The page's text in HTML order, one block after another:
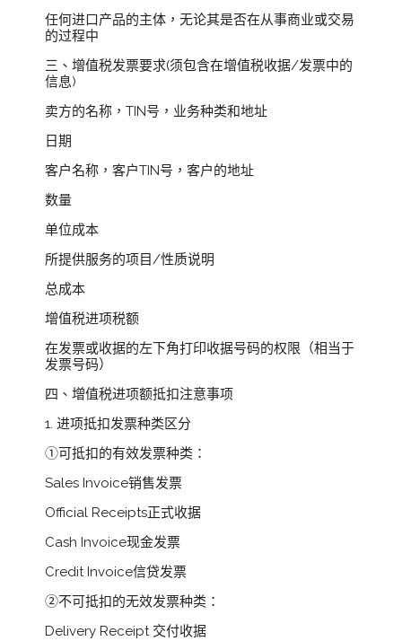
任何进口产品的主体，无论其是否在从事商业或交易
的过程中
三、增值税发票要求(须包含在增值税收据/发票中的
信息)
卖方的名称，TIN号，业务种类和地址
日期
客户名称，客户TIN号，客户的地址
数量
单位成本
所提供服务的项目/性质说明
总成本
增值税进项税额
在发票或收据的左下角打印收据号码的权限（相当于
发票号码）
四、增值税进项额抵扣注意事项
1. 进项抵扣发票种类区分
①可抵扣的有效发票种类：
Sales Invoice销售发票
Official Receipts正式收据
Cash Invoice现金发票
Credit Invoice信贷发票
②不可抵扣的无效发票种类：
Delivery Receipt 交付收据